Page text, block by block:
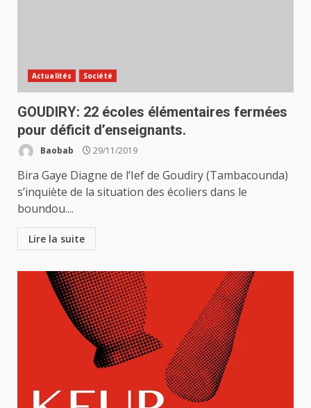
Actualités Société
GOUDIRY: 22 écoles élémentaires fermées
pour déficit d’enseignants.
Baobab 29/11/2019
Bira Gaye Diagne de l’Ief de Goudiry (Tambacounda)
s’inquiète de la situation des écoliers dans le
boundou....
Lire la suite